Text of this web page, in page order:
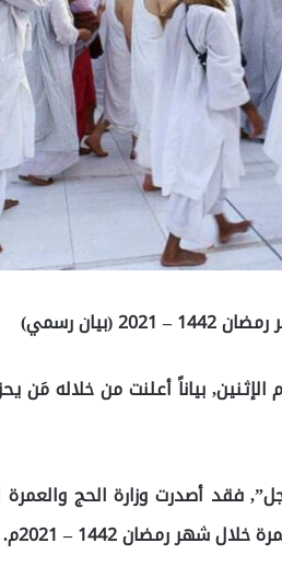
رسمي)
بياناً أعلنت من خلاله مَن
فقد أصدرت وزارة الحج والعمرة
شهر رمضان 1442 – 2021م.